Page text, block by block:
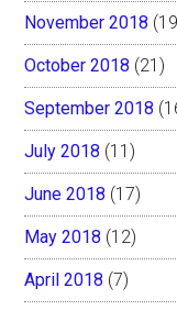
November 2018
October 2018 (21)
September 2018
July 2018 (11)
June 2018 (17)
May 2018 (12)
April 2018 (7)